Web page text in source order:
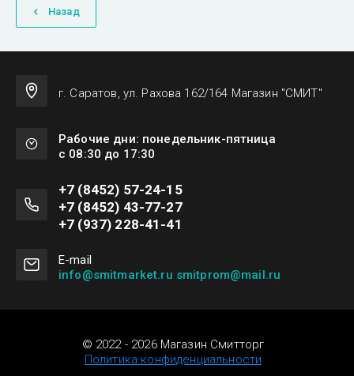
Назад
г. Саратов, ул. Рахова 162/164 Магазин "СМИТ"
Рабочие дни: понедельник-пятница
с 08:30 до 17:30
+7 (8452) 57-24-15
+7 (8452) 43-77-27
+7 (937) 228-41-41
Е-mail
info@smitmarket.ru smitprom@mail.ru
© 2022 - 2026 Магазин Смитторг
Политика конфиденциальности